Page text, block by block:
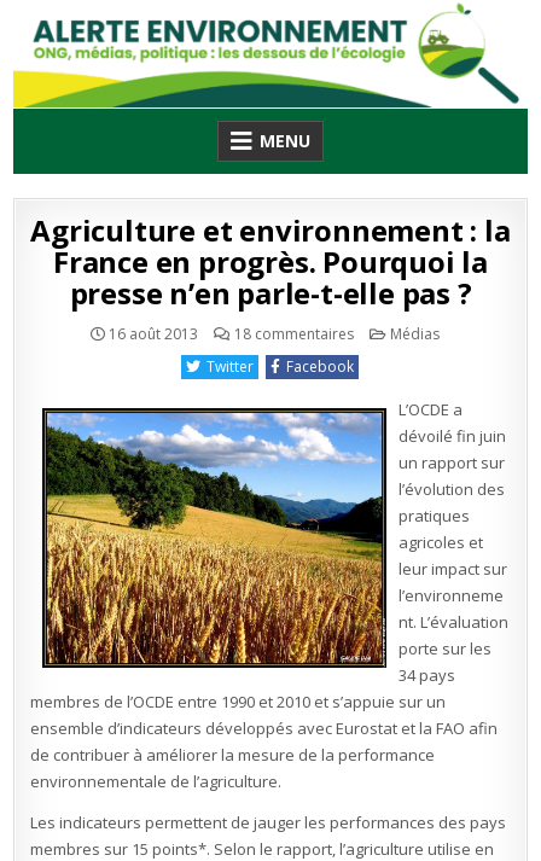
content
MENU
Agriculture et environnement : la
France en progrès. Pourquoi la
presse n’en parle-t-elle pas ?
16 août 2013 18 commentairessur
et
environnement
la
France
en
progrès.
Pourquoi
presse
n’en
parle-
t-
elle
pas
?
Publié
Médias
Twitter
Facebook
L’OCDE a
dévoilé fin juin
un rapport sur
l’évolution des
pratiques
agricoles et
leur impact sur
l’environneme
nt. L’évaluation
porte sur les
34 pays
membres de l’OCDE entre 1990 et 2010 et s’appuie sur un
ensemble d’indicateurs développés avec Eurostat et la FAO afin
de contribuer à améliorer la mesure de la performance
environnementale de l’agriculture.
Les indicateurs permettent de jauger les performances des pays
membres sur 15 points*. Selon le rapport, l’agriculture utilise en